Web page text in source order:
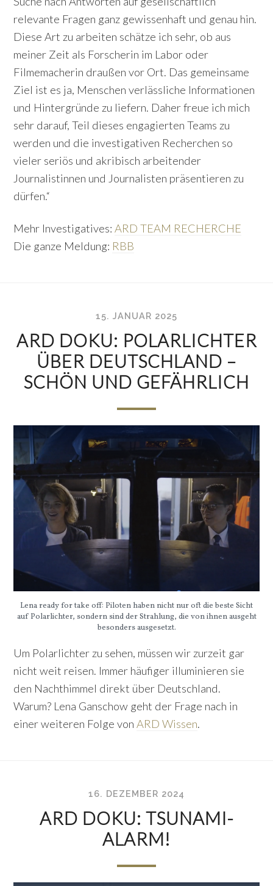
relevante Fragen ganz gewissenhaft und genau hin.
Diese Art zu arbeiten schätze ich sehr, ob aus
meiner Zeit als Forscherin im Labor oder
Filmemacherin draußen vor Ort. Das gemeinsame
Ziel ist es ja, Menschen verlässliche Informationen
und Hintergründe zu liefern. Daher freue ich mich
sehr darauf, Teil dieses engagierten Teams zu
werden und die investigativen Recherchen so
vieler seriös und akribisch arbeitender
Journalistinnen und Journalisten präsentieren zu
dürfen.“
Mehr Investigatives:ARD TEAM RECHERCHE
Die ganze Meldung: RBB
15. JANUAR 2025
ARD DOKU: POLARLICHTER
ÜBER DEUTSCHLAND –
SCHÖN UND GEFÄHRLICH
Lena ready for take off: Piloten haben nicht nur oft die beste Sicht
auf Polarlichter, sondern sind der Strahlung, die von ihnen ausgeht
besonders ausgesetzt.
Um Polarlichter zu sehen, müssen wir zurzeit gar
nicht weit reisen. Immer häufiger illuminieren sie
den Nachthimmel direkt über Deutschland.
Warum? Lena Ganschow geht der Frage nach in
einer weiteren Folge vonARD Wissen.
16. DEZEMBER 2024
ARD DOKU: TSUNAMI-
ALARM!